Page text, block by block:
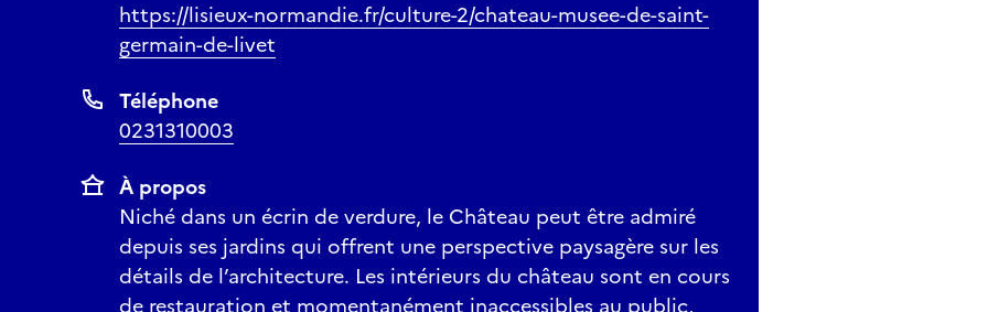
https://lisieux-normandie.fr/culture-2/chateau-musee-de-saint-
germain-de-livet
Téléphone
0231310003
À propos
Niché dans un écrin de verdure, le Château peut être admiré
depuis ses jardins qui offrent une perspective paysagère sur les
détails de l’architecture. Les intérieurs du château sont en cours
de restauration et momentanément inaccessibles au public,